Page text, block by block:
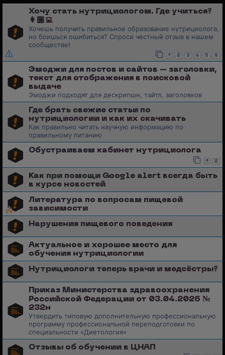
Хочу стать нутрициологом. Где учиться?
👩🏼‍💻
Хочешь получить правильное образование нутрициолога,
но боишься ошибиться? Спроси честный отзыв в нашем
сообществе!
1 2 3 4 5 6
Эмоджи для постов и сайтов – заголовки,
текст для отображения в поисковой
выдаче
Эмоджи подходят для дескрипшн, тайтл, заголовков
Где брать свежие статьи по
нутрициологии и как их скачивать
Как правильно читать научную информацию по
правильному питанию
Обустраиваем кабинет нутрициолога
1 2
Как при помощи Google alert всегда быть
в курсе новостей
Литература по вопросам пищевой
зависимости
Нарушения пищевого поведения
Актуальное и хорошее место для
обучения нутрициологии
Нутрициологи теперь врачи и медсёстры?
Приказ Министерства здравоохранения
Российской Федерации от 03.04.2026 №
232н
Утвердить типовую дополнительную профессиональную
программу профессиональной переподготовки по
специальности «Диетология»
Отзывы об обучении в ЦНАП